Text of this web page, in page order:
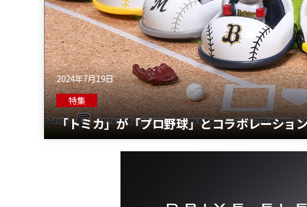
2024年7月19日
特集
「トミカ」が「プロ野球」とコラボレーショ